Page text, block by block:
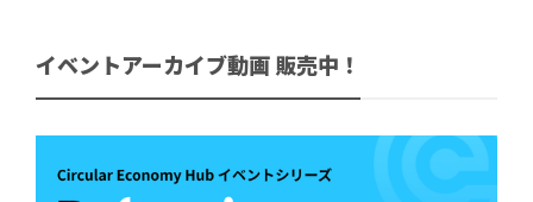
イベントアーカイブ動画 販売中！